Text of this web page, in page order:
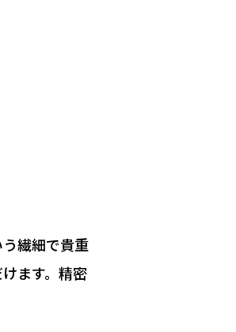
繊細で貴重
ます。精密